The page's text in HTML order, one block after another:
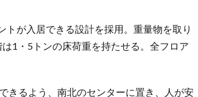
が入居できる設計を採用。重量物を取り
1・5トンの床荷重を持たせる。全フロア
きるよう、南北のセンターに置き、人が安